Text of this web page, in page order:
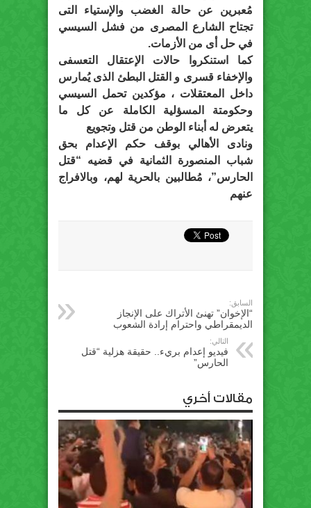
مُعبرين عن حالة الغضب والإستياء التى
تجتاح الشارع المصرى من فشل السيسي
في حل أى من الأزمات.
كما استنكروا حالات الإعتقال التعسفى
والإخفاء قسرى و القتل البطئ الذى يُمارس
داخل المعتقلات ، مؤكدين تحمل السيسي
وحكومتة المسؤلية الكاملة عن كل ما
يتعرض له أبناء الوطن من قتل وتجويع
ونادى الأهالي بوقف حكم الإعدام بحق
شباب المنصورة الثمانية في قضيه “قتل
الحارس”، مُطالبين بالحرية لهم، وبالافراج
عنهم
السابق:
“الإخوان” تهنئ الأتراك على الإنجاز
الديمقراطي واحترام إرادة الشعوب
التالي:
فيديو إعدام بريء.. حقيقة هزلية “قتل
الحارس”
مقالات أخري